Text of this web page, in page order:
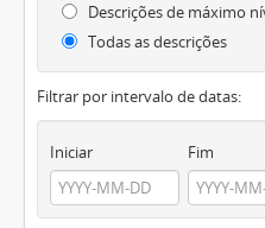
Descrições de máximo
Todas as descrições
Filtrar por intervalo de datas:
Iniciar Fim